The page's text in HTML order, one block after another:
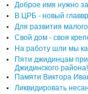
Доброе имя нужно
В ЦРБ - новый
Для развития
Свой дом - своя
На работу шли мы
Пяти джидинцам
Джидинского района!
Памяти Виктора
Ликвидировать